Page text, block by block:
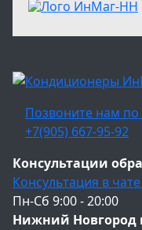
Позвоните нам по
+7(905) 667-95-92
Консультации
Консультация в
Пн-Сб 9:00 - 20:00
Нижний Новгород